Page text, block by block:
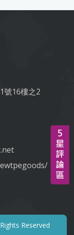
號16樓之2
Reserved